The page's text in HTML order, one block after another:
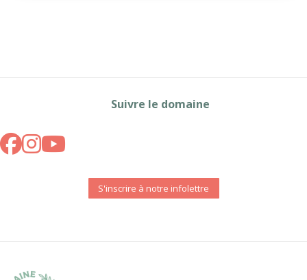
Suivre le domaine
S'inscrire à notre infolettre